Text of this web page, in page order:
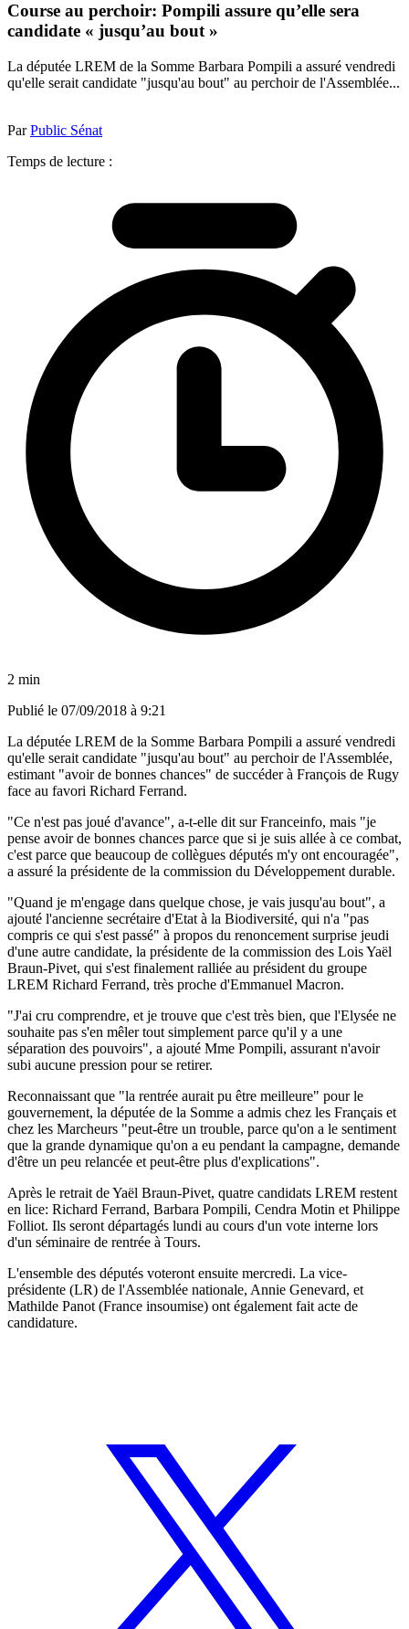
Course au perchoir: Pompili assure qu’elle sera
candidate « jusqu’au bout »
La députée LREM de la Somme Barbara Pompili a assuré vendredi
qu'elle serait candidate "jusqu'au bout" au perchoir de l'Assemblée...
ParPublic Sénat
Temps de lecture :
2 min
Publié le 07/09/2018 à 9:21
La députée LREM de la Somme Barbara Pompili a assuré vendredi
qu'elle serait candidate "jusqu'au bout" au perchoir de l'Assemblée,
estimant "avoir de bonnes chances" de succéder à François de Rugy
face au favori Richard Ferrand.
"Ce n'est pas joué d'avance", a-t-elle dit sur Franceinfo, mais "je
pense avoir de bonnes chances parce que si je suis allée à ce combat,
c'est parce que beaucoup de collègues députés m'y ont encouragée",
a assuré la présidente de la commission du Développement durable.
"Quand je m'engage dans quelque chose, je vais jusqu'au bout", a
ajouté l'ancienne secrétaire d'Etat à la Biodiversité, qui n'a "pas
compris ce qui s'est passé" à propos du renoncement surprise jeudi
d'une autre candidate, la présidente de la commission des Lois Yaël
Braun-Pivet, qui s'est finalement ralliée au président du groupe
LREM Richard Ferrand, très proche d'Emmanuel Macron.
"J'ai cru comprendre, et je trouve que c'est très bien, que l'Elysée ne
souhaite pas s'en mêler tout simplement parce qu'il y a une
séparation des pouvoirs", a ajouté Mme Pompili, assurant n'avoir
subi aucune pression pour se retirer.
Reconnaissant que "la rentrée aurait pu être meilleure" pour le
gouvernement, la députée de la Somme a admis chez les Français et
chez les Marcheurs "peut-être un trouble, parce qu'on a le sentiment
que la grande dynamique qu'on a eu pendant la campagne, demande
d'être un peu relancée et peut-être plus d'explications".
Après le retrait de Yaël Braun-Pivet, quatre candidats LREM restent
en lice: Richard Ferrand, Barbara Pompili, Cendra Motin et Philippe
Folliot. Ils seront départagés lundi au cours d'un vote interne lors
d'un séminaire de rentrée à Tours.
L'ensemble des députés voteront ensuite mercredi. La vice-
présidente (LR) de l'Assemblée nationale, Annie Genevard, et
Mathilde Panot (France insoumise) ont également fait acte de
candidature.